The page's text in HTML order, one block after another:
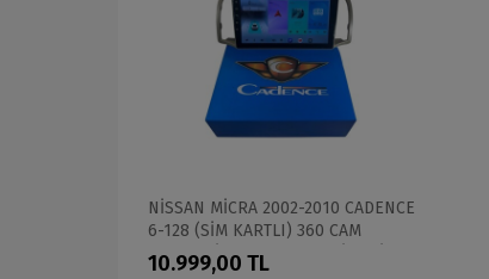
NİSSAN MİCRA 2002-2010 CADENCE
6-128 (SİM KARTLI) 360 CAM
DESTEKLİ PRO OEM MULTİMEDİA
10.999,00 TL